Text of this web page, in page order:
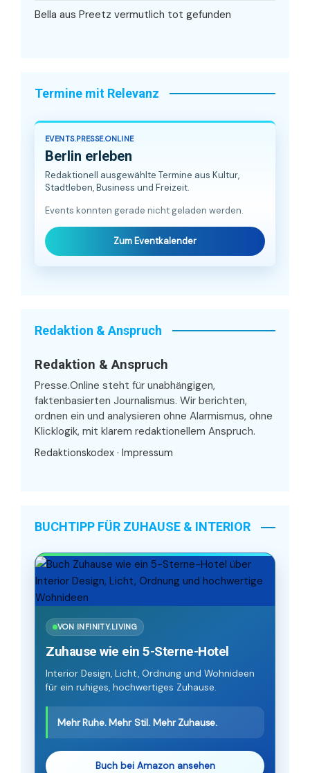
Bella aus Preetz vermutlich tot gefunden
Termine mit Relevanz
EVENTS.PRESSE.ONLINE
Berlin erleben
Redaktionell ausgewählte Termine aus Kultur,
Stadtleben, Business und Freizeit.
Events konnten gerade nicht geladen werden.
Zum Eventkalender
Redaktion & Anspruch
Redaktion & Anspruch
Presse.Online steht für unabhängigen,
faktenbasierten Journalismus. Wir berichten,
ordnen ein und analysieren ohne Alarmismus, ohne
Klicklogik, mit klarem redaktionellem Anspruch.
Redaktionskodex · Impressum
BUCHTIPP FÜR ZUHAUSE & INTERIOR
VON INFINITY.LIVING
Zuhause wie ein 5-Sterne-Hotel
Interior Design, Licht, Ordnung und Wohnideen
für ein ruhiges, hochwertiges Zuhause.
Mehr Ruhe. Mehr Stil. Mehr Zuhause.
Buch bei Amazon ansehen